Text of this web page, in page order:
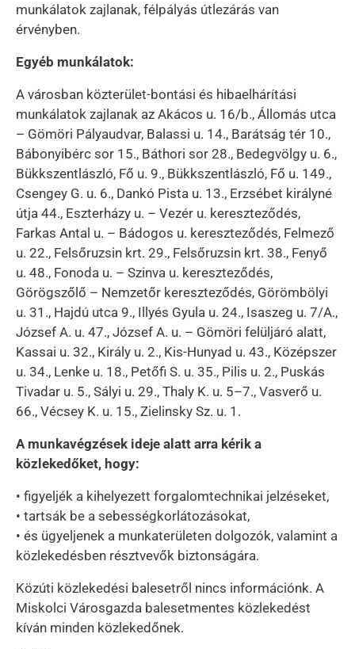
munkálatok zajlanak, félpályás útlezárás van
érvényben.
Egyéb munkálatok:
A városban közterület-bontási és hibaelhárítási
munkálatok zajlanak az Akácos u. 16/b., Állomás utca
– Gömöri Pályaudvar, Balassi u. 14., Barátság tér 10.,
Bábonyibérc sor 15., Báthori sor 28., Bedegvölgy u. 6.,
Bükkszentlászló, Fő u. 9., Bükkszentlászló, Fő u. 149.,
Csengey G. u. 6., Dankó Pista u. 13., Erzsébet királyné
útja 44., Eszterházy u. – Vezér u. kereszteződés,
Farkas Antal u. – Bádogos u. kereszteződés, Felmező
u. 22., Felsőruzsin krt. 29., Felsőruzsin krt. 38., Fenyő
u. 48., Fonoda u. – Szinva u. kereszteződés,
Görögszőlő – Nemzetőr kereszteződés, Görömbölyi
u. 31., Hajdú utca 9., Illyés Gyula u. 24., Isaszeg u. 7/A.,
József A. u. 47., József A. u. – Gömöri felüljáró alatt,
Kassai u. 32., Király u. 2., Kis-Hunyad u. 43., Középszer
u. 34., Lenke u. 18., Petőfi S. u. 35., Pilis u. 2., Puskás
Tivadar u. 5., Sályi u. 29., Thaly K. u. 5–7., Vasverő u.
66., Vécsey K. u. 15., Zielinsky Sz. u. 1.
A munkavégzések ideje alatt arra kérik a
közlekedőket, hogy:
• figyeljék a kihelyezett forgalomtechnikai jelzéseket,
• tartsák be a sebességkorlátozásokat,
• és ügyeljenek a munkaterületen dolgozók, valamint a
közlekedésben résztvevők biztonságára.
Közúti közlekedési balesetről nincs információnk. A
Miskolci Városgazda balesetmentes közlekedést
kíván minden közlekedőnek.